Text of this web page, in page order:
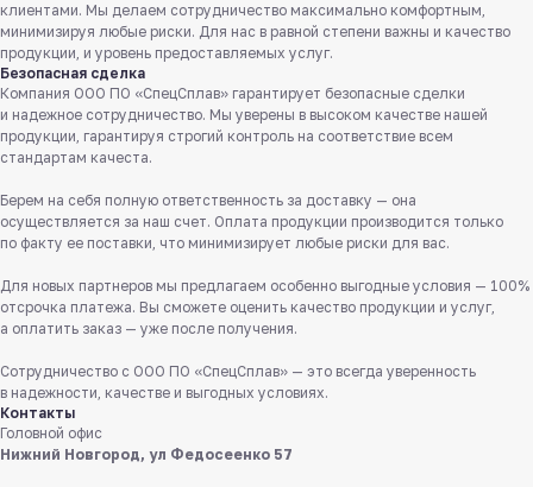
клиентами. Мы делаем сотрудничество максимально комфортным,
минимизируя любые риски. Для нас в равной степени важны и качество
продукции, и уровень предоставляемых услуг.
Безопасная сделка
Компания ООО ПО «СпецСплав» гарантирует безопасные сделки
и надежное сотрудничество. Мы уверены в высоком качестве нашей
продукции, гарантируя строгий контроль на соответствие всем
стандартам качеста.
Берем на себя полную ответственность за доставку — она
осуществляется за наш счет. Оплата продукции производится только
по факту ее поставки, что минимизирует любые риски для вас.
Для новых партнеров мы предлагаем особенно выгодные условия — 100%
отсрочка платежа. Вы сможете оценить качество продукции и услуг,
а оплатить заказ — уже после получения.
Сотрудничество с ООО ПО «СпецСплав» — это всегда уверенность
в надежности, качестве и выгодных условиях.
Контакты
Головной офис
Нижний Новгород, ул Федосеенко 57
Заказать звонок
Служба поддержки клиентов
Пишите нам
в мессенджерах
8 831 413 29 55
Бесплатно по России